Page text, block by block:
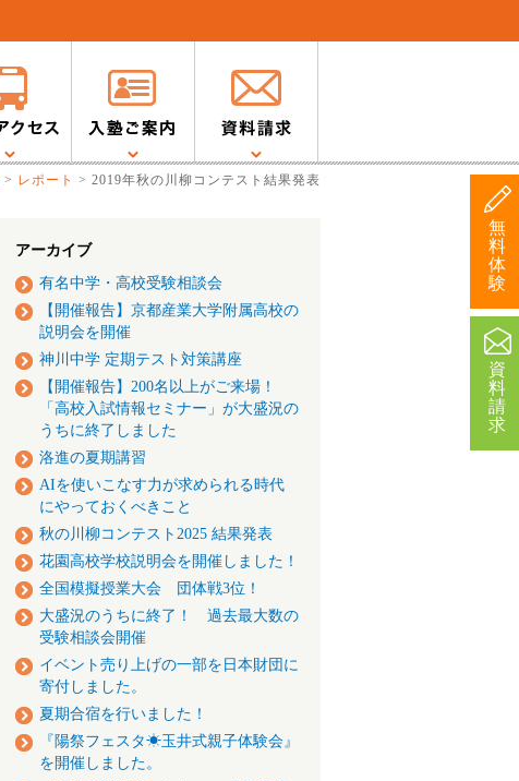
無
料
体
験
資
料
請
求
> レポート > 2019年秋の川柳コンテスト結果発表
アーカイブ
有名中学・高校受験相談会
【開催報告】京都産業大学附属高校の
説明会を開催
神川中学 定期テスト対策講座
【開催報告】200名以上がご来場！
「高校入試情報セミナー」が大盛況の
うちに終了しました
洛進の夏期講習
AIを使いこなす力が求められる時代
にやっておくべきこと
秋の川柳コンテスト2025 結果発表
花園高校学校説明会を開催しました！
全国模擬授業大会 団体戦3位！
大盛況のうちに終了！ 過去最大数の
受験相談会開催
イベント売り上げの一部を日本財団に
寄付しました。
夏期合宿を行いました！
『陽祭フェスタ☀玉井式親子体験会』
を開催しました。